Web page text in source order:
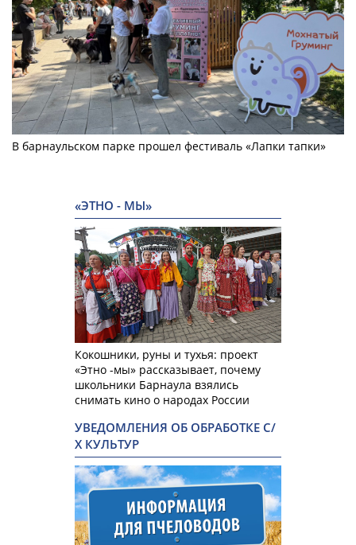
В барнаульском парке прошел фестиваль «Лапки тапки»
«ЭТНО - МЫ»
Кокошники, руны и тухья: проект
«Этно -мы» рассказывает, почему
школьники Барнаула взялись
снимать кино о народах России
УВЕДОМЛЕНИЯ ОБ ОБРАБОТКЕ С/
Х КУЛЬТУР